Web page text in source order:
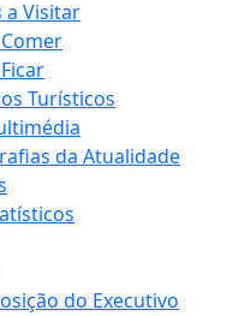
a Visitar
Turísticos
da Atualidade
do Executivo